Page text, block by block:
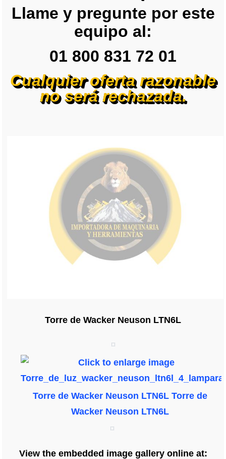
Llame y pregunte por este
equipo al:
01 800 831 72 01
Cualquier oferta razonable
no será rechazada.
Torre de Wacker Neuson LTN6L
Torre de Wacker Neuson LTN6L Torre de
Wacker Neuson LTN6L
View the embedded image gallery online at: